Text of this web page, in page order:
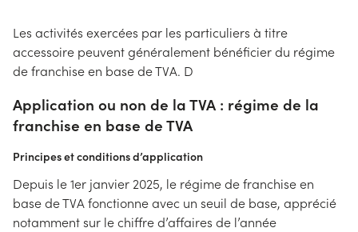
Les activités exercées par les particuliers à titre
accessoire peuvent généralement bénéficier du régime
de franchise en base de TVA. D
Application ou non de la TVA : régime de la
franchise en base de TVA
Principes et conditions d’application
Depuis le 1er janvier 2025, le régime de franchise en
base de TVA fonctionne avec un seuil de base, apprécié
notamment sur le chiffre d’affaires de l’année